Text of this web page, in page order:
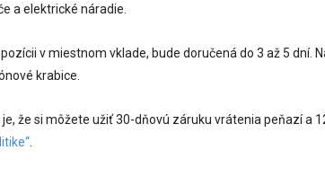
a elektrické náradie.
v miestnom vklade, bude doručená do 3 až 5 dní.
krabice.
je, že si môžete užiť 30-dňovú záruku vrátenia peňazí a